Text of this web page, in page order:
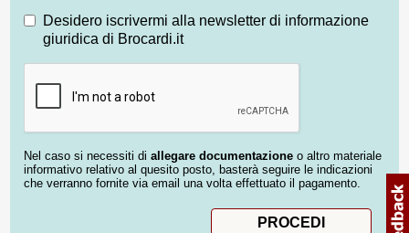
Desidero iscrivermi alla newsletter di informazione
giuridica di Brocardi.it
Nel caso si necessiti di allegare documentazione o altro materiale
informativo relativo al quesito posto, basterà seguire le indicazioni
che verranno fornite via email una volta effettuato il pagamento.